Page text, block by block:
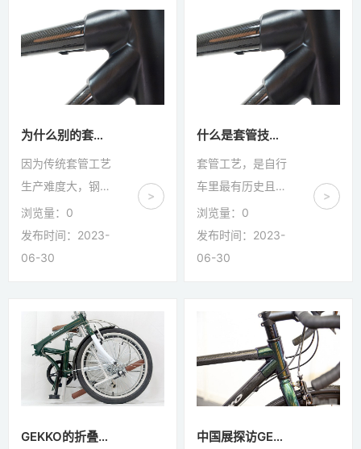
线的设计，不过后
期我们会出内走线
的版本，敬请期
问题，影响体验。
另外也是因为套管
这种复古风的工艺
与圈刹适配性高，
圈刹。
为什么别的套管车子那么贵？
因为传统套管工艺
生产难度大，钢架
套管要做铜焊，现
在没什么人会这个
工艺，所以物以稀
业，生产成本很高
且产能低。总的来
说因为套管本身的
历史和文化特点，
高价值的工艺。
浏览量： 0
发布时间：2023-
06-30
>
什么是套管技术？有何特别的？
套管工艺，是自行
车里最有历史且可
靠的工艺，最早是
铜焊LUG钢架，然
后有意大利品牌为
来的全碳纤维套管
车架。现在会套管
工艺的人很少，因
为它很依赖于师傅
质量不是那么稳
浏览量： 0
发布时间：2023-
06-30
>
GEKKO的折叠车有什么特别之处？ 中国展探访GEKKO：复古雅致别具一格的LUG套管碳纤维车架